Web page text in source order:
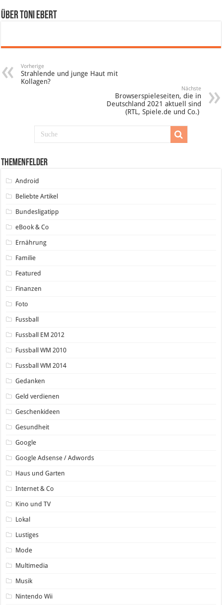
Über Toni Ebert
Vorherige
Strahlende und junge Haut mit
Kollagen?
Nächste
Browserspieleseiten, die in
Deutschland 2021 aktuell sind
(RTL, Spiele.de und Co.)
Themenfelder
Android
Beliebte Artikel
Bundesligatipp
eBook & Co
Ernährung
Familie
Featured
Finanzen
Foto
Fussball
Fussball EM 2012
Fussball WM 2010
Fussball WM 2014
Gedanken
Geld verdienen
Geschenkideen
Gesundheit
Google
Google Adsense / Adwords
Haus und Garten
Internet & Co
Kino und TV
Lokal
Lustiges
Mode
Multimedia
Musik
Nintendo Wii